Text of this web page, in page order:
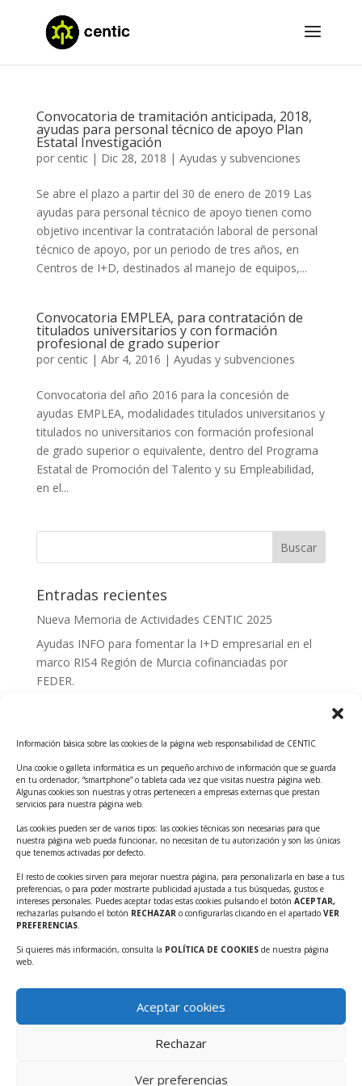
Información básica sobre las cookies de la página web responsabilidad de CENTIC
Una cookie o galleta informática es un pequeño archivo de información que se guarda
en tu ordenador, “smartphone” o tableta cada vez que visitas nuestra página web.
Algunas cookies son nuestras y otras pertenecen a empresas externas que prestan
servicios para nuestra página web.
Las cookies pueden ser de varios tipos: las cookies técnicas son necesarias para que
nuestra página web pueda funcionar, no necesitan de tu autorización y son las únicas
que tenemos activadas por defecto.
El resto de cookies sirven para mejorar nuestra página, para personalizarla en base a tus
preferencias, o para poder mostrarte publicidad ajustada a tus búsquedas, gustos e
intereses personales. Puedes aceptar todas estas cookies pulsando el botón ACEPTAR,
rechazarlas pulsando el botón RECHAZAR o configurarlas clicando en el apartado VER
PREFERENCIAS.
Si quieres más información, consulta la POLÍTICA DE COOKIES de nuestra página
web.
Aceptar cookies
Rechazar
Ver preferencias
Convocatoria de tramitación anticipada, 2018,
ayudas para personal técnico de apoyo Plan
Estatal Investigación
por centic| Dic 28, 2018 | Ayudas y subvenciones
Se abre el plazo a partir del 30 de enero de 2019 Las
ayudas para personal técnico de apoyo tienen como
objetivo incentivar la contratación laboral de personal
técnico de apoyo, por un periodo de tres años, en
Centros de I+D, destinados al manejo de equipos,...
Convocatoria EMPLEA, para contratación de
titulados universitarios y con formación
profesional de grado superior
por centic| Abr 4, 2016 | Ayudas y subvenciones
Convocatoria del año 2016 para la concesión de
ayudas EMPLEA, modalidades titulados universitarios y
titulados no universitarios con formación profesional
de grado superior o equivalente, dentro del Programa
Estatal de Promoción del Talento y su Empleabilidad,
en el...
Entradas recientes
Nueva Memoria de Actividades CENTIC 2025
Ayudas INFO para fomentar la I+D empresarial en el
marco RIS4 Región de Murcia cofinanciadas por
FEDER.
Tecnológicos 2ª ed.
Ayudas INFO para el apoyo a las empresas
innovadoras con potencial tecnológico y escalables
Convocatoria Cheque de Innovación. Ayudas INFO
para la contratación de servicios de Innovación y
Competitividad
Cheque Inversión del INFO. Ayudas para la
contratación de servicios de Innovación y
Competitividad para apoyar rondas de financiación.
Inscripciones abiertas!!
Ayudas INFO para la contratación de servicios de
Innovación y Competitividad (CHEQUE